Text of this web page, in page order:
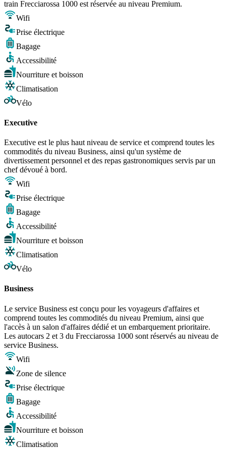
train Frecciarossa 1000 est réservée au niveau Premium.
Wifi
Prise électrique
Bagage
Accessibilité
Nourriture et boisson
Climatisation
Vélo
Executive
Executive est le plus haut niveau de service et comprend toutes les
commodités du niveau Business, ainsi qu'un système de
divertissement personnel et des repas gastronomiques servis par un
chef dévoué à bord.
Wifi
Prise électrique
Bagage
Accessibilité
Nourriture et boisson
Climatisation
Vélo
Business
Le service Business est conçu pour les voyageurs d'affaires et
comprend toutes les commodités du niveau Premium, ainsi que
l'accès à un salon d'affaires dédié et un embarquement prioritaire.
Les autocars 2 et 3 du Frecciarossa 1000 sont réservés au niveau de
service Business.
Wifi
Zone de silence
Prise électrique
Bagage
Accessibilité
Nourriture et boisson
Climatisation